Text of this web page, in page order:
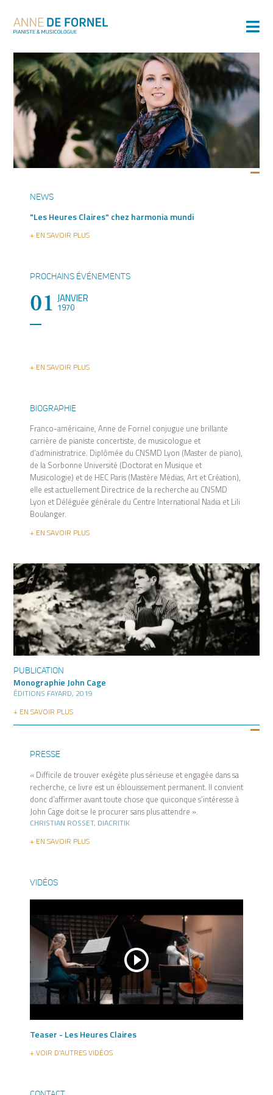
NEWS
"Les Heures Claires" chez harmonia mundi
+ EN SAVOIR PLUS
PROCHAINS ÉVÉNEMENTS
01 JANVIER
1970
+ EN SAVOIR PLUS
BIOGRAPHIE
Franco-américaine, Anne de Fornel conjugue une brillante
carrière de pianiste concertiste, de musicologue et
d’administratrice. Diplômée du CNSMD Lyon (Master de piano),
de la Sorbonne Université (Doctorat en Musique et
Musicologie) et de HEC Paris (Mastère Médias, Art et Création),
elle est actuellement Directrice de la recherche au CNSMD
Lyon et Déléguée générale du Centre International Nadia et Lili
Boulanger.
+ EN SAVOIR PLUS
PUBLICATION
Monographie John Cage
ÉDITIONS FAYARD, 2019
+ EN SAVOIR PLUS
PRESSE
« Difficile de trouver exégète plus sérieuse et engagée dans sa
recherche, ce livre est un éblouissement permanent. Il convient
donc d’affirmer avant toute chose que quiconque s’intéresse à
John Cage doit se le procurer sans plus attendre ».
CHRISTIAN ROSSET, DIACRITIK
+ EN SAVOIR PLUS
VIDÉOS
Teaser - Les Heures Claires
+ VOIR D'AUTRES VIDÉOS